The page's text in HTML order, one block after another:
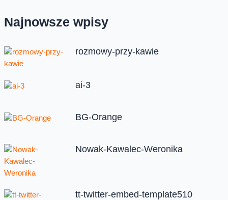
Najnowsze wpisy
rozmowy-przy-kawie
ai-3
BG-Orange
Nowak-Kawalec-Weronika
tt-twitter-embed-template510